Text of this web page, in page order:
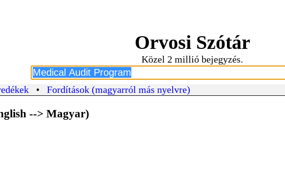
Orvosi Szótár
Közel 2 millió bejegyzés.
• Fordítások (magyarról más nyelvre)
--> Magyar)